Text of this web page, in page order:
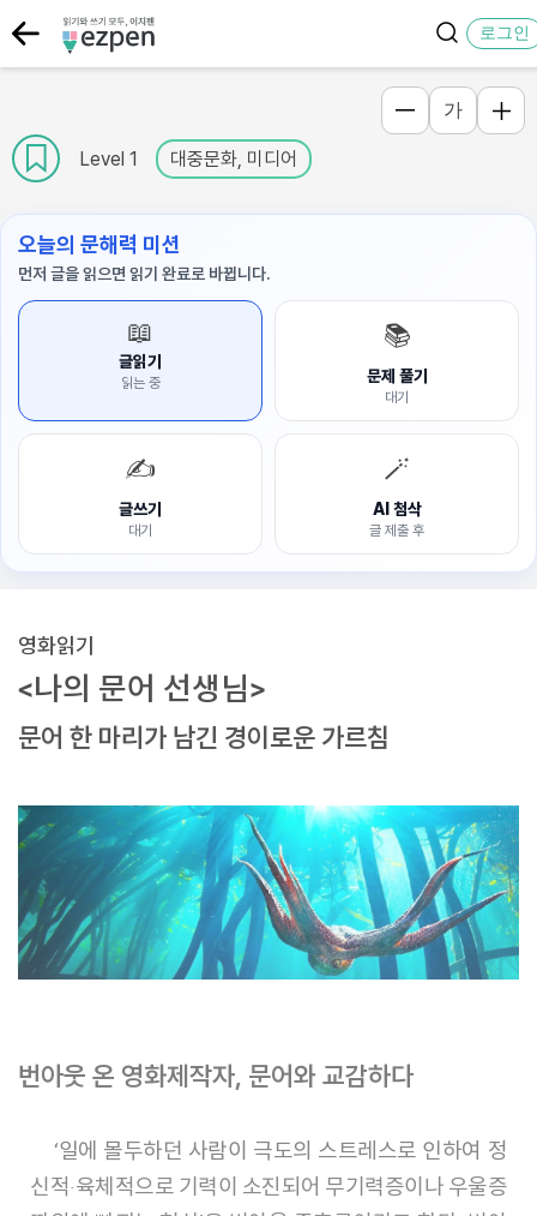
로그인
Level 1 대중문화, 미디어
가
오늘의 문해력 미션
먼저 글을 읽으면 읽기 완료로 바뀝니다.
📖
글읽기
읽는 중
📚
문제 풀기
대기
✍️
글쓰기
대기
🪄
AI 첨삭
글 제출 후
영화읽기
<나의 문어 선생님>
문어 한 마리가 남긴 경이로운 가르침
번아웃 온 영화제작자, 문어와 교감하다
‘일에 몰두하던 사람이 극도의 스트레스로 인하여 정
신적·육체적으로 기력이 소진되어 무기력증이나 우울증